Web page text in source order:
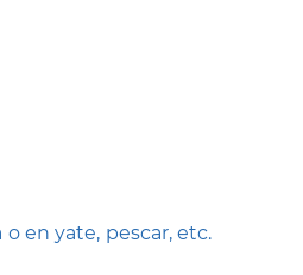
en yate, pescar, etc.